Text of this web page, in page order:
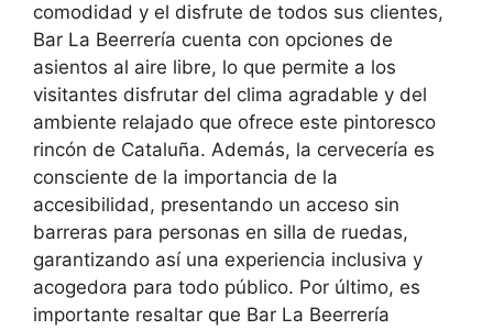
comodidad y el disfrute de todos sus clientes,
Bar La Beerrería cuenta con opciones de
asientos al aire libre, lo que permite a los
visitantes disfrutar del clima agradable y del
ambiente relajado que ofrece este pintoresco
rincón de Cataluña. Además, la cervecería es
consciente de la importancia de la
accesibilidad, presentando un acceso sin
barreras para personas en silla de ruedas,
garantizando así una experiencia inclusiva y
acogedora para todo público. Por último, es
importante resaltar que Bar La Beerrería